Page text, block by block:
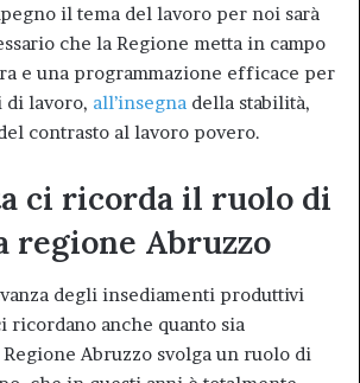
il tema del lavoro per noi sarà
che la Regione metta in campo
e una programmazione efficace per
di lavoro, all’insegna della stabilità,
contrasto al lavoro povero.
ci ricorda il ruolo di
regione Abruzzo
degli insediamenti produttivi
ricordano anche quanto sia
Abruzzo svolga un ruolo di